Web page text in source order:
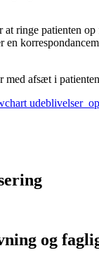
at ringe patienten
en
med afsæt i
og